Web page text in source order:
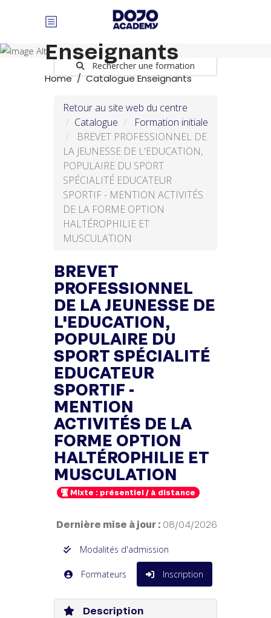
Catalogue
Enseignants
Home/Catalogue Enseignants
Rechercher une formation
Retour au site web du centre
Catalogue
Formation initiale
BREVET PROFESSIONNEL DE
LA JEUNESSE DE L'EDUCATION,
POPULAIRE DU SPORT
SPÉCIALITÉ EDUCATEUR
SPORTIF - MENTION ACTIVITÉS
DE LA FORME OPTION
HALTÉROPHILIE ET
MUSCULATION
BREVET
PROFESSIONNEL
DE LA JEUNESSE DE
L'EDUCATION,
POPULAIRE DU
SPORT SPÉCIALITÉ
EDUCATEUR
SPORTIF -
MENTION
ACTIVITÉS DE LA
FORME OPTION
HALTÉROPHILIE ET
MUSCULATION
Mixte : présentiel / à distance
Dernière mise à jour : 08/04/2026
Modalités d'admission
Formateurs Inscription
Description
Panneau de gestion des cookies